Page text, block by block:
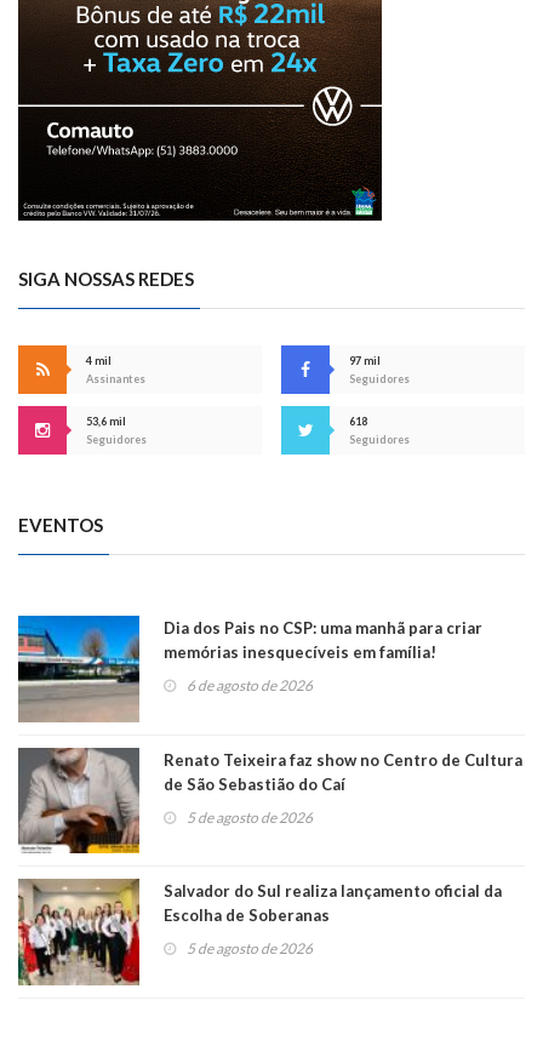
SIGA NOSSAS REDES
4 mil
Assinantes
97 mil
Seguidores
53,6 mil
Seguidores
618
Seguidores
EVENTOS
Dia dos Pais no CSP: uma manhã para criar
memórias inesquecíveis em família!
6 de agosto de 2026
Renato Teixeira faz show no Centro de Cultura
de São Sebastião do Caí
5 de agosto de 2026
Salvador do Sul realiza lançamento oficial da
Escolha de Soberanas
5 de agosto de 2026